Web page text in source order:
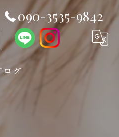
090-3535-9842
ログ